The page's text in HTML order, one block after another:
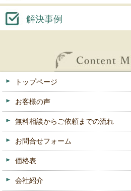
解決事例
トップページ
お客様の声
無料相談からご依頼までの流れ
お問合せフォーム
価格表
会社紹介